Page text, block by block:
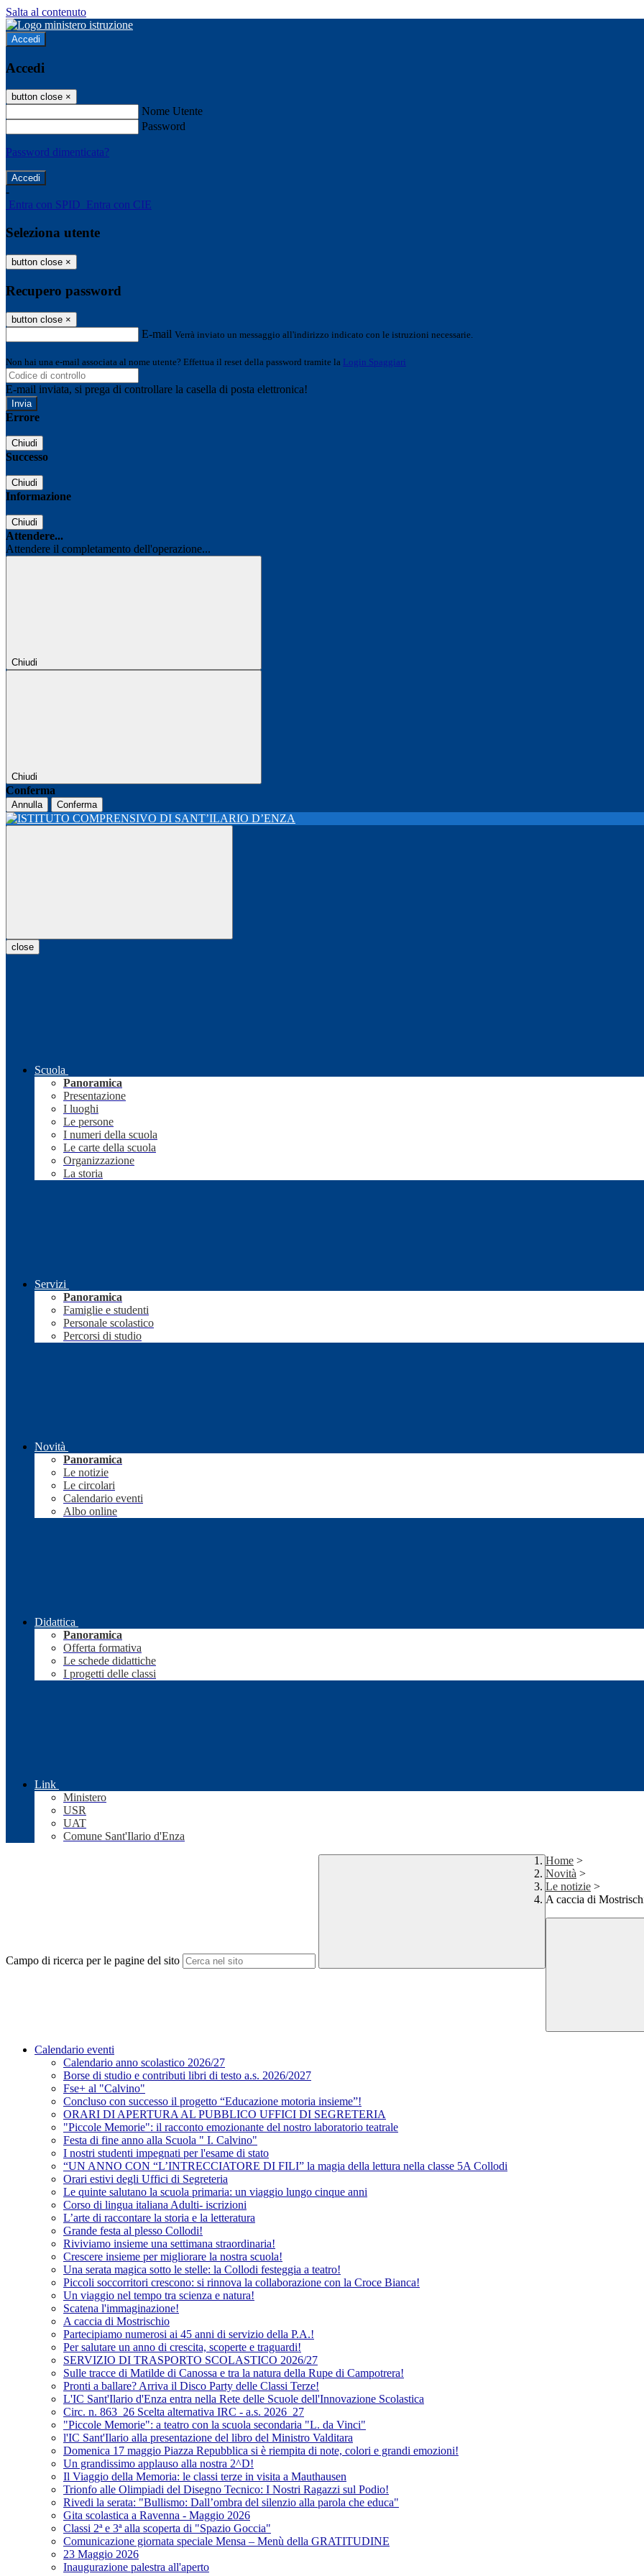
Salta al contenuto
Accedi
Accedi
button close ×
Nome Utente
Password
Password dimenticata?
-
Entra con SPID Entra con CIE
Seleziona utente
button close ×
Recupero password
button close ×
E-mail Verrà inviato un messaggio all'indirizzo indicato con le istruzioni necessarie.
Non hai una e-mail associata al nome utente? Effettua il reset della password tramite la Login Spaggiari
E-mail inviata, si prega di controllare la casella di posta elettronica!
Errore
Chiudi
Successo
Chiudi
Informazione
Chiudi
Attendere...
Attendere il completamento dell'operazione...
Chiudi
Chiudi
Conferma
Annulla Conferma
close
Scuola
Panoramica
Presentazione
I luoghi
Le persone
I numeri della scuola
Le carte della scuola
Organizzazione
La storia
Servizi
Panoramica
Famiglie e studenti
Personale scolastico
Percorsi di studio
Novità
Panoramica
Le notizie
Le circolari
Calendario eventi
Albo online
Didattica
Panoramica
Offerta formativa
Le schede didattiche
I progetti delle classi
Link
Ministero
USR
UAT
Comune Sant'Ilario d'Enza
Campo di ricerca per le pagine del sito
Home >
Novità >
Le notizie >
A caccia di
Calendario eventi
Calendario anno scolastico 2026/27
Borse di studio e contributi libri di testo a.s. 2026/2027
Fse+ al "Calvino"
Concluso con successo il progetto “Educazione motoria insieme”!
ORARI DI APERTURA AL PUBBLICO UFFICI DI SEGRETERIA
"Piccole Memorie": il racconto emozionante del nostro laboratorio teatrale
Festa di fine anno alla Scuola " I. Calvino"
I nostri studenti impegnati per l'esame di stato
“UN ANNO CON “L’INTRECCIATORE DI FILI” la magia della lettura nella classe 5A Collodi
Orari estivi degli Uffici di Segreteria
Le quinte salutano la scuola primaria: un viaggio lungo cinque anni
Corso di lingua italiana Adulti- iscrizioni
L’arte di raccontare la storia e la letteratura
Grande festa al plesso Collodi!
Riviviamo insieme una settimana straordinaria!
Crescere insieme per migliorare la nostra scuola!
Una serata magica sotto le stelle: la Collodi festeggia a teatro!
Piccoli soccorritori crescono: si rinnova la collaborazione con la Croce Bianca!
Un viaggio nel tempo tra scienza e natura!
Scatena l'immaginazione!
A caccia di Mostrischio
Partecipiamo numerosi ai 45 anni di servizio della P.A.!
Per salutare un anno di crescita, scoperte e traguardi!
SERVIZIO DI TRASPORTO SCOLASTICO 2026/27
Sulle tracce di Matilde di Canossa e tra la natura della Rupe di Campotrera!
Pronti a ballare? Arriva il Disco Party delle Classi Terze!
L'IC Sant'Ilario d'Enza entra nella Rete delle Scuole dell'Innovazione Scolastica
Circ. n. 863_26 Scelta alternativa IRC - a.s. 2026_27
"Piccole Memorie": a teatro con la scuola secondaria "L. da Vinci"
l'IC Sant'Ilario alla presentazione del libro del Ministro Valditara
Domenica 17 maggio Piazza Repubblica si è riempita di note, colori e grandi emozioni!
Un grandissimo applauso alla nostra 2^D!
Il Viaggio della Memoria: le classi terze in visita a Mauthausen
Trionfo alle Olimpiadi del Disegno Tecnico: I Nostri Ragazzi sul Podio!
Rivedi la serata: "Bullismo: Dall’ombra del silenzio alla parola che educa"
Gita scolastica a Ravenna - Maggio 2026
Classi 2ª e 3ª alla scoperta di "Spazio Goccia"
Comunicazione giornata speciale Mensa – Menù della GRATITUDINE
23 Maggio 2026
Inaugurazione palestra all'aperto